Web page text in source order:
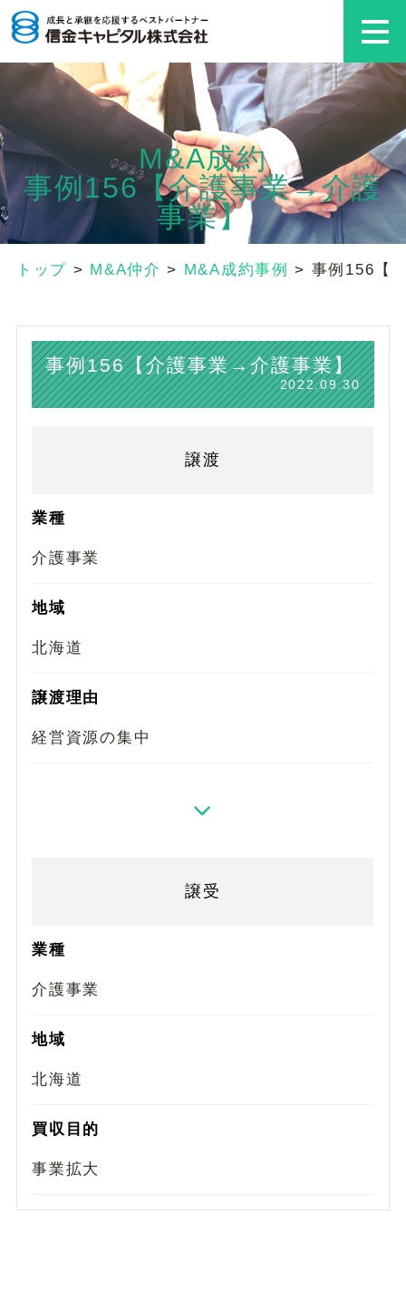
M&A成約
事例156【介護事業→介護
事業】
トップ > M&A仲介 > M&A成約事例 > 事例156【
事例156【介護事業→介護事業】
2022.09.30
譲渡
業種
介護事業
地域
北海道
譲渡理由
経営資源の集中
譲受
業種
介護事業
地域
北海道
買収目的
事業拡大